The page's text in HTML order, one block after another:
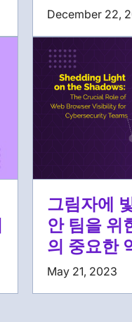
December 22,
그림자에
안 팀을 위
의 중요한
May 21, 2023